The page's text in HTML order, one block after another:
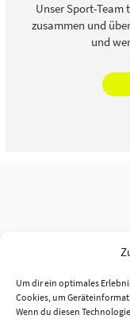
Um dir ein optimales
Cookies, um
Wenn du diesen
Unser Sport-
zusammen und
und